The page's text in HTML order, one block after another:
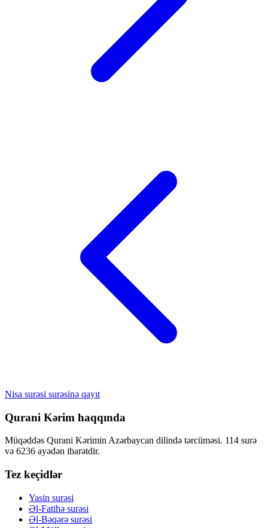
Nisa surəsi surəsinə qayıt
Qurani Kərim haqqında
Müqəddəs Qurani Kərimin Azərbaycan dilində tərcüməsi. 114 surə
və 6236 ayədən ibarətdir.
Tez keçidlər
Yasin surəsi
Əl-Fatihə surəsi
Əl-Bəqərə surəsi